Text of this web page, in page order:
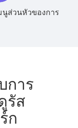
นูส่วนหัวของการ
การ
รัส
ก